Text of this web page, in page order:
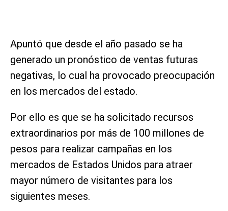
Apuntó que desde el año pasado se ha
generado un pronóstico de ventas futuras
negativas, lo cual ha provocado preocupación
en los mercados del estado.
Por ello es que se ha solicitado recursos
extraordinarios por más de 100 millones de
pesos para realizar campañas en los
mercados de Estados Unidos para atraer
mayor número de visitantes para los
siguientes meses.